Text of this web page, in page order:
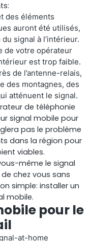
de signaux
des éléments
auront été utilisés,
signal à l’intérieur.
de votre opérateur
est trop faible.
de l’antenne-relais,
des montagnes, des
atténuent le signal.
de téléphonie
signal mobile pour
pas le problème
dans la région pour
viables.
même le signal
chez vous sans
simple: installer un
mobile.
pour le